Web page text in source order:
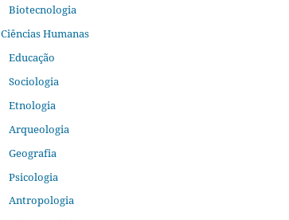
Biotecnologia
Ciências Humanas
Educação
Sociologia
Etnologia
Arqueologia
Geografia
Psicologia
Antropologia